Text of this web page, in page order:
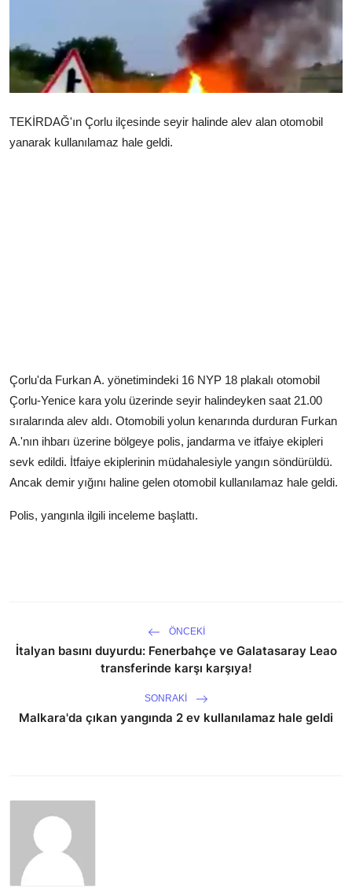
TEKİRDAĞ'ın Çorlu ilçesinde seyir halinde alev alan otomobil
yanarak kullanılamaz hale geldi.
Çorlu'da Furkan A. yönetimindeki 16 NYP 18 plakalı otomobil
Çorlu-Yenice kara yolu üzerinde seyir halindeyken saat 21.00
sıralarında alev aldı. Otomobili yolun kenarında durduran Furkan
A.'nın ihbarı üzerine bölgeye polis, jandarma ve itfaiye ekipleri
sevk edildi. İtfaiye ekiplerinin müdahalesiyle yangın söndürüldü.
Ancak demir yığını haline gelen otomobil kullanılamaz hale geldi.
Polis, yangınla ilgili inceleme başlattı.
ÖNCEKI
İtalyan basını duyurdu: Fenerbahçe ve Galatasaray Leao
transferinde karşı karşıya!
SONRAKI
Malkara'da çıkan yangında 2 ev kullanılamaz hale geldi